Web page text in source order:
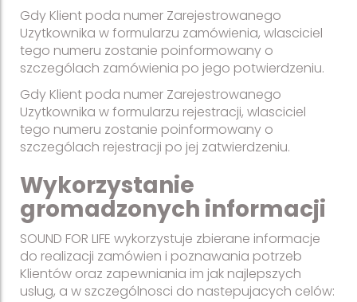
Gdy Klient poda numer Zarejestrowanego
Uzytkownika w formularzu zamówienia, wlasciciel
tego numeru zostanie poinformowany o
szczególach zamówienia po jego potwierdzeniu.
Gdy Klient poda numer Zarejestrowanego
Uzytkownika w formularzu rejestracji, wlasciciel
tego numeru zostanie poinformowany o
szczególach rejestracji po jej zatwierdzeniu.
Wykorzystanie
gromadzonych informacji
SOUND FOR LIFE wykorzystuje zbierane informacje
do realizacji zamówien i poznawania potrzeb
Klientów oraz zapewniania im jak najlepszych
uslug, a w szczególnosci do nastepujacych celów: